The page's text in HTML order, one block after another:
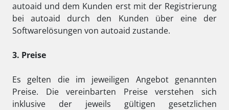
autoaid und dem Kunden erst mit der Registrierung
bei autoaid durch den Kunden über eine der
Softwarelösungen von autoaid zustande.
3. Preise
Es gelten die im jeweiligen Angebot genannten
Preise. Die vereinbarten Preise verstehen sich
inklusive der jeweils gültigen gesetzlichen